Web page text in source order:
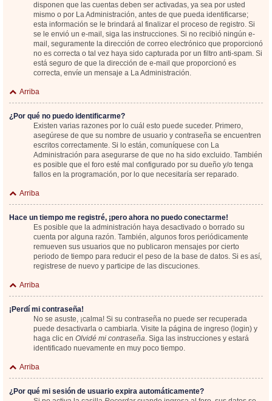
disponen que las cuentas deben ser activadas, ya sea por usted
mismo o por La Administración, antes de que pueda identificarse;
esta información se le brindará al finalizar el proceso de registro. Si
se le envió un e-mail, siga las instrucciones. Si no recibió ningún e-
mail, seguramente la dirección de correo electrónico que proporcionó
no es correcta o tal vez haya sido capturada por un filtro anti-spam. Si
está seguro de que la dirección de e-mail que proporcionó es
correcta, envíe un mensaje a La Administración.
Arriba
¿Por qué no puedo identificarme?
Existen varias razones por lo cuál esto puede suceder. Primero,
asegúrese de que su nombre de usuario y contraseña se encuentren
escritos correctamente. Si lo están, comuníquese con La
Administración para asegurarse de que no ha sido excluido. También
es posible que el foro esté mal configurado por su dueño y/o tenga
fallos en la programación, por lo que necesitaría ser reparado.
Arriba
Hace un tiempo me registré, ¡pero ahora no puedo conectarme!
Es posible que la administración haya desactivado o borrado su
cuenta por alguna razón. También, algunos foros periódicamente
remueven sus usuarios que no publicaron mensajes por cierto
periodo de tiempo para reducir el peso de la base de datos. Si es así,
registrese de nuevo y participe de las discuciones.
Arriba
¡Perdí mi contraseña!
No se asuste, ¡calma! Si su contraseña no puede ser recuperada
puede desactivarla o cambiarla. Visite la página de ingreso (login) y
haga clic en Olvidé mi contraseña. Siga las instrucciones y estará
identificado nuevamente en muy poco tiempo.
Arriba
¿Por qué mi sesión de usuario expira automáticamente?